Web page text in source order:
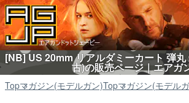
[NB] US 20mm リアルダミーカート 弾丸
古)の販売ページ｜エアガ
Topマガジン(モデルガン)Topマガジン(モデル